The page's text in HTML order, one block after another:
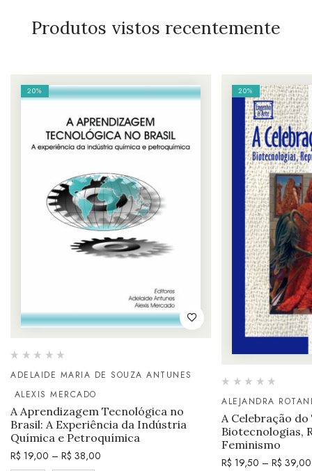
Produtos vistos recentemente
20%
ADELAIDE MARIA DE SOUZA ANTUNES
ALEXIS MERCADO
A Aprendizagem Tecnológica no
Brasil: A Experiência da Indústria
Química e Petroquímica
R$ 19,00 – R$ 38,00
20%
ALEJANDRA
A Celebração
Biotecnologias,
Feminismo
R$ 19,50 – R$ 39,00